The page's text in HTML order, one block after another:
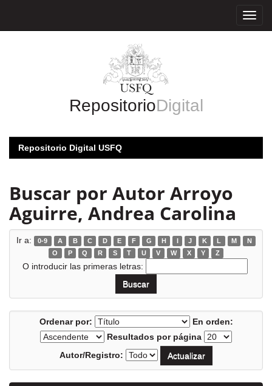
RepositorioDigital
Repositorio Digital USFQ
Buscar por Autor Arroyo
Aguirre, Andrea Carolina
Ir a: 0-9 A B C D E F G H I J K L M
N
O
P Q R S T U V W X Y Z
O introducir las primeras letras:
Ordenar por:
En orden:
Resultados por página
Autor/Registro: